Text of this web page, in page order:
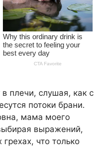
плечи, слушая, как с
потоки брани.
мама моего
выражений,
что только